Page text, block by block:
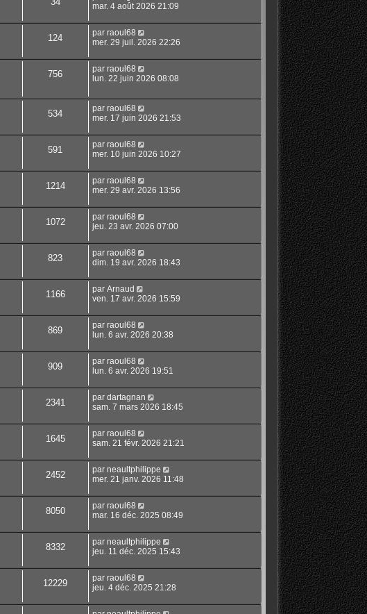
mar. 4 août 2026 21:09
124 par raoul68
mer. 29 juil. 2026 22:26
756 par raoul68
lun. 22 juin 2026 08:08
534 par raoul68
mer. 17 juin 2026 21:53
591 par raoul68
mer. 10 juin 2026 10:27
1214 par raoul68
mer. 29 avr. 2026 13:56
1072 par raoul68
jeu. 23 avr. 2026 07:00
823 par raoul68
dim. 19 avr. 2026 18:43
1166 par Arnaud
ven. 17 avr. 2026 15:59
869 par raoul68
lun. 6 avr. 2026 20:38
909 par raoul68
lun. 6 avr. 2026 19:51
2341 par dartagnan
sam. 7 mars 2026 18:45
1645 par raoul68
sam. 21 févr. 2026 21:21
2452 par neaultphilippe
mer. 21 janv. 2026 11:48
8050 par raoul68
mar. 16 déc. 2025 08:49
8332 par neaultphilippe
jeu. 11 déc. 2025 15:43
12229 par raoul68
jeu. 4 déc. 2025 21:28